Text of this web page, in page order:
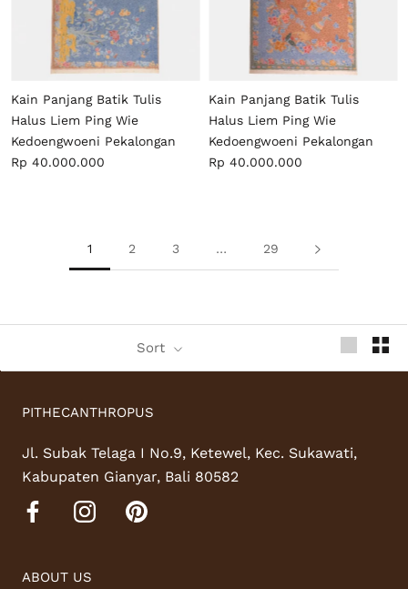
Kain Panjang Batik Tulis
Halus Liem Ping Wie
Kedoengwoeni Pekalongan
Rp 40.000.000
Kain Panjang Batik Tulis
Halus Liem Ping Wie
Kedoengwoeni Pekalongan
Rp 40.000.000
1 2 3 … 29
Sort
PITHECANTHROPUS
Jl. Subak Telaga I No.9, Ketewel, Kec. Sukawati,
Kabupaten Gianyar, Bali 80582
ABOUT US